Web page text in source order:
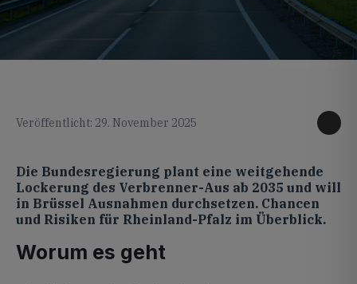
Veröffentlicht: 29. November 2025
Die Bundesregierung plant eine weitgehende
Lockerung des Verbrenner-Aus ab 2035 und will
in Brüssel Ausnahmen durchsetzen. Chancen
und Risiken für Rheinland-Pfalz im Überblick.
Worum es geht